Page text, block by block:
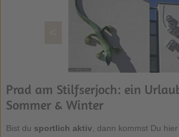
Prad am Stilfserjoch: ein
Sommer & Winter
Bist du sportlich aktiv, dann kommst Du